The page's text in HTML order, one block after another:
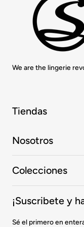
We are the lingerie
Tiendas
Nosotros
Colecciones
¡Suscribete y
Sé el primero en